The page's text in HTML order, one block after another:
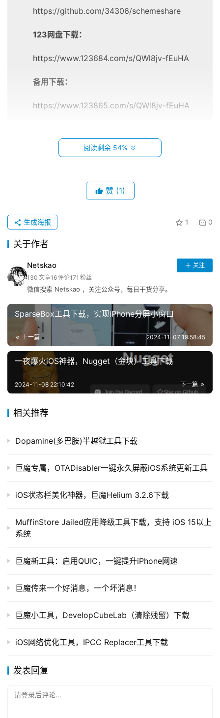
苹
导
网
航
登录
https://github.com/34306/schemeshare
123网盘下载：
https://www.123684.com/s/QWl8jv-fEuHA
备用下载：
https://www.123865.com/s/QWl8jv-fEuHA
工具使用非常简单，安装工具后打开 Schemeshare，然后
「文件绝对路径」 → 点击「Export」→选择
由于该工具目前只能提取 iOS 系统文件，但不支持修改，
所以作用有限，比如以前要提取自带文件，需要 Filza ，现
助时，开发者 @MasterMike88 大佬日前明确表示，没有
🔴var/Keychains/keychain-2.db
字体路径：
🔴/System/Library/Fonts/LanguageSupport/PingFang.tt
时钟字体路径：
TXT文件的话，说明提取失败，需要等待工具后续优化。
最后值得一提的是，该漏洞已经提交了，苹果官方已确定存
中正式封堵了该漏洞
阅读剩余 54%
赞 (1)
1 0
生成海报
关于作者
Netskao
关注
130 文章16评论171 粉丝
微信搜索 Netskao ，关注公众号，每日干货分享。
SparseBox工具下载，实现iPhone分屏小窗口
上一篇 2024-11-07 19:58:45
一夜爆火iOS神器，Nugget（金块）工具下载
下一篇
2024-11-08 22:10:42
相关推荐
Dopamine(多巴胺)半越狱工具下载
巨魔专属，OTADisabler一键永久屏蔽iOS系统更新工具
iOS状态栏美化神器，巨魔Helium 3.2.6下载
MuffinStore Jailed应用降级工具下载，支持 iOS 15以上
系统
巨魔新工具：启用QUIC，一键提升iPhone网速
巨魔传来一个好消息，一个坏消息！
巨魔小工具，DevelopCubeLab（清除残留）下载
iOS网络优化工具，IPCC Replacer工具下载
发表回复
请登录后评论...